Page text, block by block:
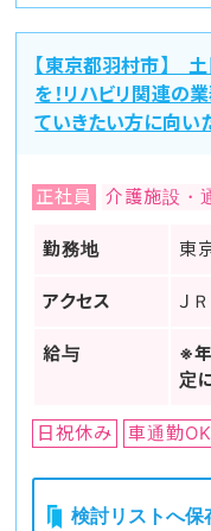
【東京都羽村市】
を！リハビリ関連の
ていきたい方に向い
正社員 介護施設・
勤務地 東
アクセス Ｊ
給与
※
定
日祝休み 車通勤OK
検討リストへ保